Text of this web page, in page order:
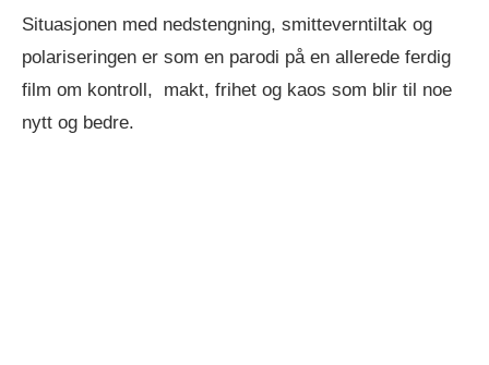
Situasjonen med nedstengning, smitteverntiltak og
polariseringen er som en parodi på en allerede ferdig
film om kontroll, makt, frihet og kaos som blir til noe
nytt og bedre.